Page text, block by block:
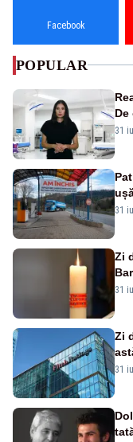
Facebook
POPULAR
31
31
Zi
31
Zi
31